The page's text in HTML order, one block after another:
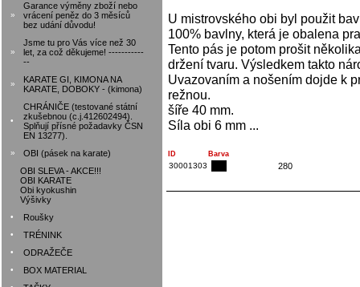
»
Garance výměny zboží nebo
vrácení peněz do 3 měsíců
bez udání důvodu!
»
Jsme tu pro Vás více než 30
let, za což děkujeme! -----------
--
»
KARATE GI, KIMONA NA
KARATE, DOBOKY - (kimona)
•
CHRÁNIČE (testované státní
zkušebnou (c.j.412602494).
Splňují přísné požadavky ČSN
EN 13277).
»
OBI (pásek na karate)
OBI SLEVA - AKCE!!!
OBI KARATE
Obi kyokushin
Výšivky
• Roušky
• TRÉNINK
• ODRAŽEČE
• BOX MATERIAL
U mistrovského obi byl použit
100% bavlny, která je obalena
Tento pás je potom prošit
držení tvaru. Výsledkem takto
Uvazovaním a nošením dojde k
režnou.
šíře 40 mm.
Síla obi 6 mm ...
ID Barva
30001303 280